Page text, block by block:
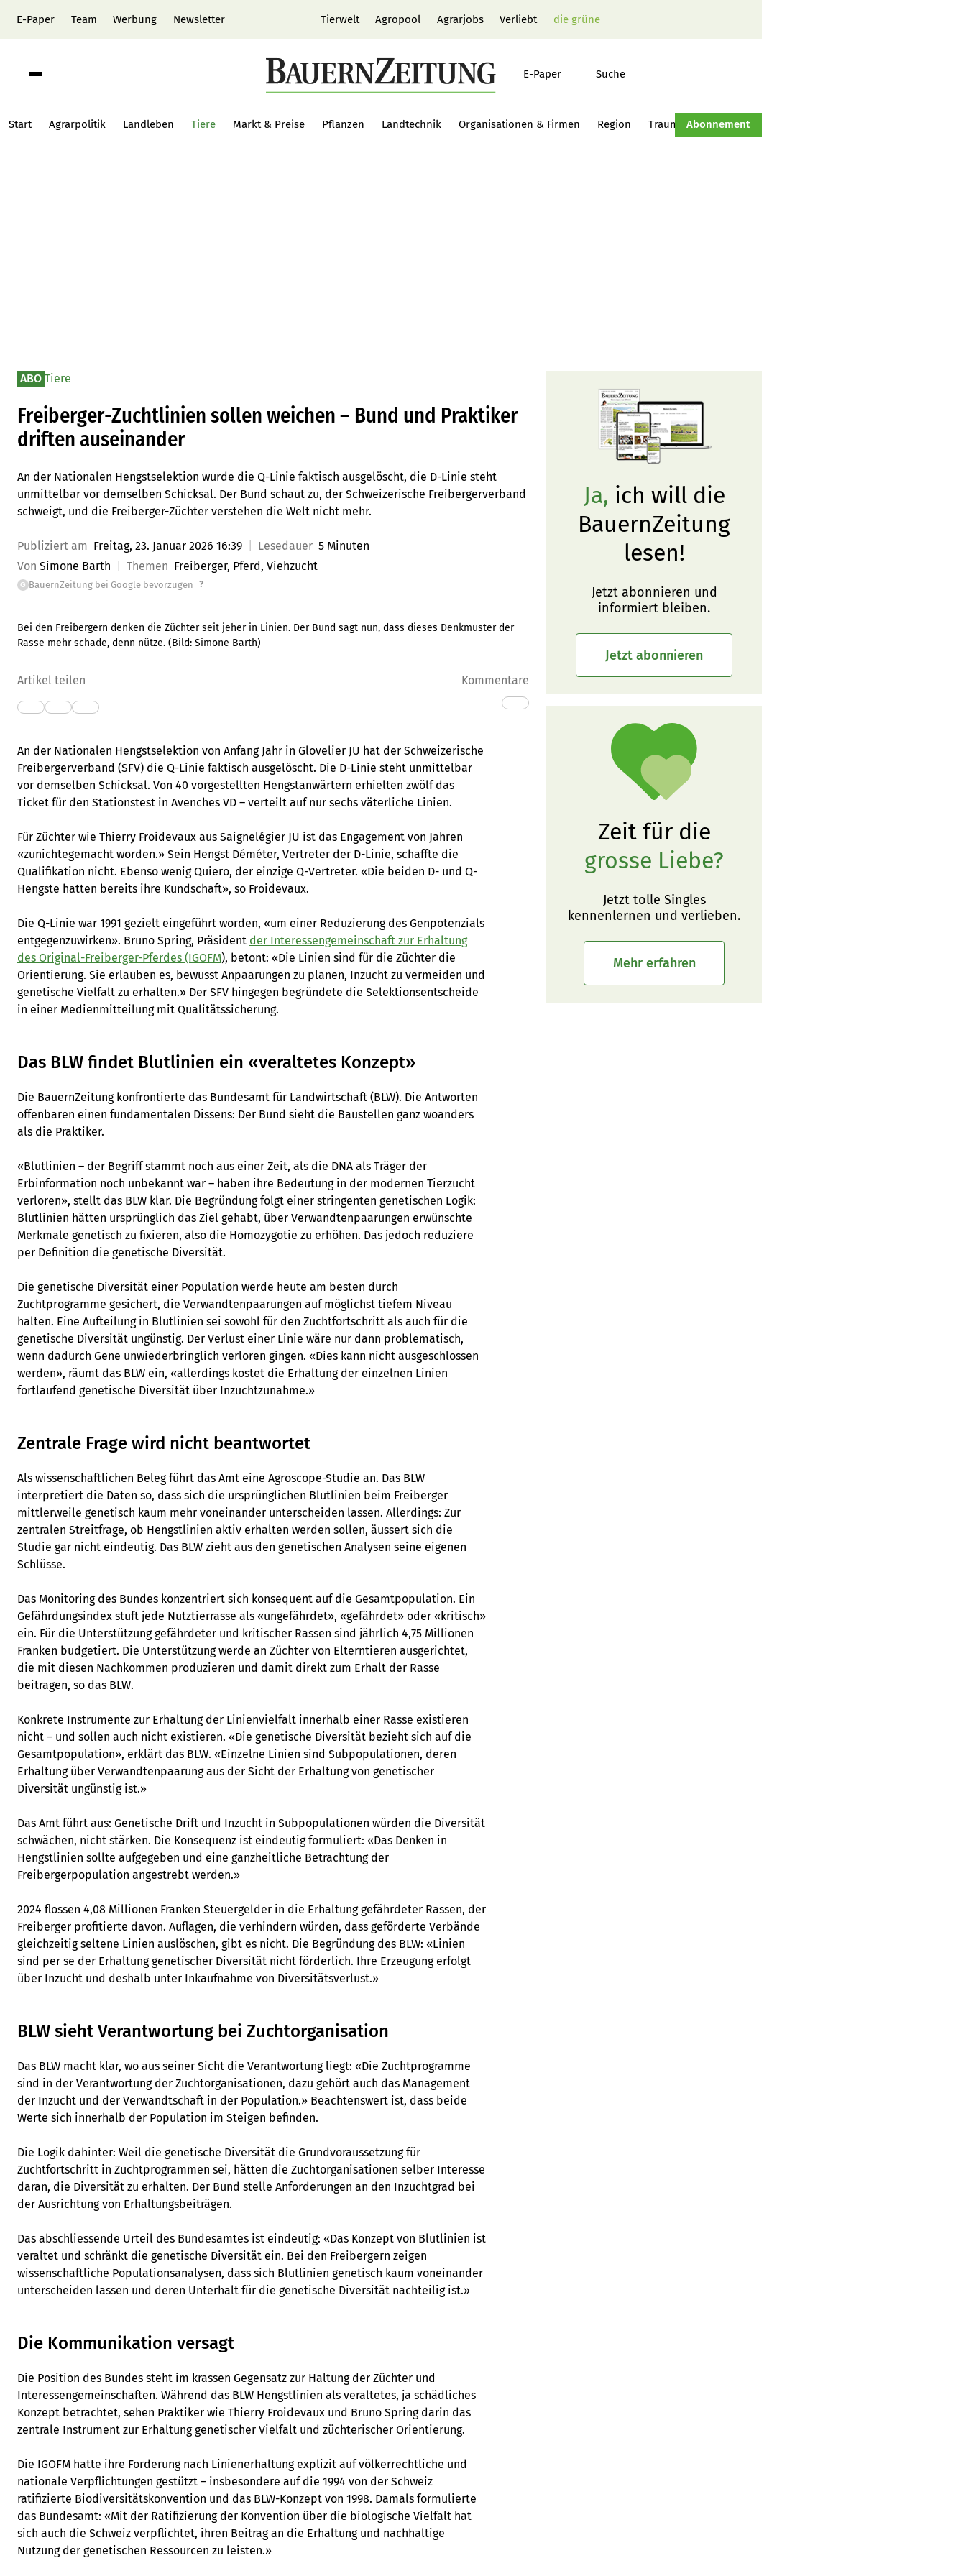
E-Paper Team Werbung Newsletter Tierwelt Agropool Agrarjobs Verliebt die grüne
E-Paper Suche
Start Agrarpolitik Landleben Tiere Markt & Preise Pflanzen Landtechnik Organisationen & Firmen Region Traumtraktor Hof-Management
Abonnement
ABO Tiere
Freiberger-Zuchtlinien sollen weichen – Bund und Praktiker
driften auseinander
An der Nationalen Hengstselektion wurde die Q-Linie faktisch ausgelöscht, die D-Linie steht
unmittelbar vor demselben Schicksal. Der Bund schaut zu, der Schweizerische Freibergerverband
schweigt, und die Freiberger-Züchter verstehen die Welt nicht mehr.
Publiziert am Freitag, 23. Januar 2026 16:39 Lesedauer 5 Minuten
Von Simone Barth Themen Freiberger Pferd Viehzucht
G BauernZeitung bei Google bevorzugen ?
Bei den Freibergern denken die Züchter seit jeher in Linien. Der Bund sagt nun, dass dieses Denkmuster der
Rasse mehr schade, denn nütze. (Bild: Simone Barth)
Artikel teilen Kommentare
An der Nationalen Hengstselektion von Anfang Jahr in Glovelier JU hat der Schweizerische
Freibergerverband (SFV) die Q-Linie faktisch ausgelöscht. Die D-Linie steht unmittelbar
vor demselben Schicksal. Von 40 vorgestellten Hengstanwärtern erhielten zwölf das
Ticket für den Stationstest in Avenches VD – verteilt auf nur sechs väterliche Linien.
Für Züchter wie Thierry Froidevaux aus Saignelégier JU ist das Engagement von Jahren
«zunichtegemacht worden.» Sein Hengst Déméter, Vertreter der D-Linie, schaffte die
Qualifikation nicht. Ebenso wenig Quiero, der einzige Q-Vertreter. «Die beiden D- und Q-
Hengste hatten bereits ihre Kundschaft», so Froidevaux.
Die Q-Linie war 1991 gezielt eingeführt worden, «um einer Reduzierung des Genpotenzials
entgegenzuwirken». Bruno Spring, Präsident der Interessengemeinschaft zur Erhaltung
des Original-Freiberger-Pferdes (IGOFM), betont: «Die Linien sind für die Züchter die
Orientierung. Sie erlauben es, bewusst Anpaarungen zu planen, Inzucht zu vermeiden und
genetische Vielfalt zu erhalten.» Der SFV hingegen begründete die Selektionsentscheide
in einer Medienmitteilung mit Qualitätssicherung.
Das BLW findet Blutlinien ein «veraltetes Konzept»
Die BauernZeitung konfrontierte das Bundesamt für Landwirtschaft (BLW). Die Antworten
offenbaren einen fundamentalen Dissens: Der Bund sieht die Baustellen ganz woanders
als die Praktiker.
«Blutlinien – der Begriff stammt noch aus einer Zeit, als die DNA als Träger der
Erbinformation noch unbekannt war – haben ihre Bedeutung in der modernen Tierzucht
verloren», stellt das BLW klar. Die Begründung folgt einer stringenten genetischen Logik:
Blutlinien hätten ursprünglich das Ziel gehabt, über Verwandtenpaarungen erwünschte
Merkmale genetisch zu fixieren, also die Homozygotie zu erhöhen. Das jedoch reduziere
per Definition die genetische Diversität.
Die genetische Diversität einer Population werde heute am besten durch
Zuchtprogramme gesichert, die Verwandtenpaarungen auf möglichst tiefem Niveau
halten. Eine Aufteilung in Blutlinien sei sowohl für den Zuchtfortschritt als auch für die
genetische Diversität ungünstig. Der Verlust einer Linie wäre nur dann problematisch,
wenn dadurch Gene unwiederbringlich verloren gingen. «Dies kann nicht ausgeschlossen
werden», räumt das BLW ein, «allerdings kostet die Erhaltung der einzelnen Linien
fortlaufend genetische Diversität über Inzuchtzunahme.»
Zentrale Frage wird nicht beantwortet
Als wissenschaftlichen Beleg führt das Amt eine Agroscope-Studie an. Das BLW
interpretiert die Daten so, dass sich die ursprünglichen Blutlinien beim Freiberger
mittlerweile genetisch kaum mehr voneinander unterscheiden lassen. Allerdings: Zur
zentralen Streitfrage, ob Hengstlinien aktiv erhalten werden sollen, äussert sich die
Studie gar nicht eindeutig. Das BLW zieht aus den genetischen Analysen seine eigenen
Schlüsse.
Das Monitoring des Bundes konzentriert sich konsequent auf die Gesamtpopulation. Ein
Gefährdungsindex stuft jede Nutztierrasse als «ungefährdet», «gefährdet» oder «kritisch»
ein. Für die Unterstützung gefährdeter und kritischer Rassen sind jährlich 4,75 Millionen
Franken budgetiert. Die Unterstützung werde an Züchter von Elterntieren ausgerichtet,
die mit diesen Nachkommen produzieren und damit direkt zum Erhalt der Rasse
beitragen, so das BLW.
Konkrete Instrumente zur Erhaltung der Linienvielfalt innerhalb einer Rasse existieren
nicht – und sollen auch nicht existieren. «Die genetische Diversität bezieht sich auf die
Gesamtpopulation», erklärt das BLW. «Einzelne Linien sind Subpopulationen, deren
Erhaltung über Verwandtenpaarung aus der Sicht der Erhaltung von genetischer
Diversität ungünstig ist.»
Das Amt führt aus: Genetische Drift und Inzucht in Subpopulationen würden die Diversität
schwächen, nicht stärken. Die Konsequenz ist eindeutig formuliert: «Das Denken in
Hengstlinien sollte aufgegeben und eine ganzheitliche Betrachtung der
Freibergerpopulation angestrebt werden.»
2024 flossen 4,08 Millionen Franken Steuergelder in die Erhaltung gefährdeter Rassen, der
Freiberger profitierte davon. Auflagen, die verhindern würden, dass geförderte Verbände
gleichzeitig seltene Linien auslöschen, gibt es nicht. Die Begründung des BLW: «Linien
sind per se der Erhaltung genetischer Diversität nicht förderlich. Ihre Erzeugung erfolgt
über Inzucht und deshalb unter Inkaufnahme von Diversitätsverlust.»
BLW sieht Verantwortung bei Zuchtorganisation
Das BLW macht klar, wo aus seiner Sicht die Verantwortung liegt: «Die Zuchtprogramme
sind in der Verantwortung der Zuchtorganisationen, dazu gehört auch das Management
der Inzucht und der Verwandtschaft in der Population.» Beachtenswert ist, dass beide
Werte sich innerhalb der Population im Steigen befinden.
Die Logik dahinter: Weil die genetische Diversität die Grundvoraussetzung für
Zuchtfortschritt in Zuchtprogrammen sei, hätten die Zuchtorganisationen selber Interesse
daran, die Diversität zu erhalten. Der Bund stelle Anforderungen an den Inzuchtgrad bei
der Ausrichtung von Erhaltungsbeiträgen.
Das abschliessende Urteil des Bundesamtes ist eindeutig: «Das Konzept von Blutlinien ist
veraltet und schränkt die genetische Diversität ein. Bei den Freibergern zeigen
wissenschaftliche Populationsanalysen, dass sich Blutlinien genetisch kaum voneinander
unterscheiden lassen und deren Unterhalt für die genetische Diversität nachteilig ist.»
Die Kommunikation versagt
Die Position des Bundes steht im krassen Gegensatz zur Haltung der Züchter und
Interessengemeinschaften. Während das BLW Hengstlinien als veraltetes, ja schädliches
Konzept betrachtet, sehen Praktiker wie Thierry Froidevaux und Bruno Spring darin das
zentrale Instrument zur Erhaltung genetischer Vielfalt und züchterischer Orientierung.
Die IGOFM hatte ihre Forderung nach Linienerhaltung explizit auf völkerrechtliche und
nationale Verpflichtungen gestützt – insbesondere auf die 1994 von der Schweiz
ratifizierte Biodiversitätskonvention und das BLW-Konzept von 1998. Damals formulierte
das Bundesamt: «Mit der Ratifizierung der Konvention über die biologische Vielfalt hat
sich auch die Schweiz verpflichtet, ihren Beitrag an die Erhaltung und nachhaltige
Nutzung der genetischen Ressourcen zu leisten.»
Ja, ich will die
BauernZeitung
lesen!
Jetzt abonnieren und
informiert bleiben.
Jetzt abonnieren
Zeit für die
grosse Liebe?
Jetzt tolle Singles
kennenlernen und verlieben.
Mehr erfahren